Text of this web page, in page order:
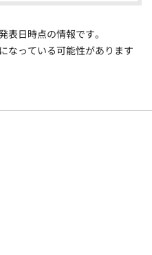
表日時点の情報です。
なっている可能性があります